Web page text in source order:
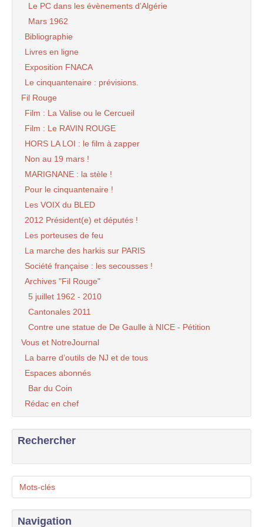
Le PC dans les évènements d’Algérie
Mars 1962
Bibliographie
Livres en ligne
Exposition FNACA
Le cinquantenaire : prévisions.
Fil Rouge
Film : La Valise ou le Cercueil
Film : Le RAVIN ROUGE
HORS LA LOI : le film à zapper
Non au 19 mars !
MARIGNANE : la stèle !
Pour le cinquantenaire !
Les VOIX du BLED
2012 Président(e) et députés !
Les porteuses de feu
La marche des harkis sur PARIS
Société française : les secousses !
Archives "Fil Rouge"
5 juillet 1962 - 2010
Cantonales 2011
Contre une statue de De Gaulle à NICE - Pétition
Vous et NotreJournal
La barre d’outils de NJ et de tous
Espaces abonnés
Bar du Coin
Rédac en chef
Rechercher
Mots-clés
Navigation